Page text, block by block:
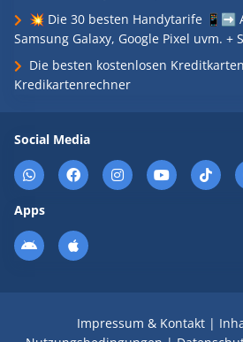
💥 Die 30 besten Handytarife 📱➡️
Samsung Galaxy, Google Pixel uvm. +
Die besten kostenlosen
Kredikartenrechner
Social Media
Apps
Impressum & Kontakt|